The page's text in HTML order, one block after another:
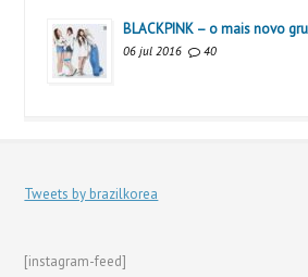
BLACKPINK – o mais novo
06 jul 2016 40
Tweets by brazilkorea
[instagram-feed]